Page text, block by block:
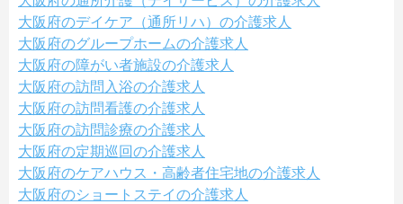
大阪府のデイケア（通所リハ）の介護求人
大阪府のグループホームの介護求人
大阪府の障がい者施設の介護求人
大阪府の訪問入浴の介護求人
大阪府の訪問看護の介護求人
大阪府の訪問診療の介護求人
大阪府の定期巡回の介護求人
大阪府のケアハウス・高齢者住宅地の介護求人
大阪府のショートステイの介護求人